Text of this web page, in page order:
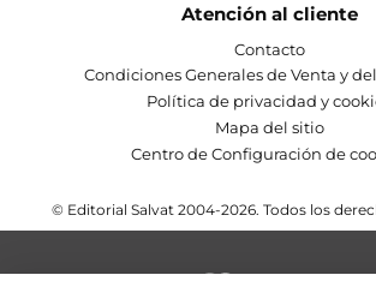
Atención al cliente
Contacto
Condiciones Generales de Venta y
Política de privacidad y
Mapa del sitio
Centro de Configuración de
© Editorial Salvat 2004-2026. Todos los